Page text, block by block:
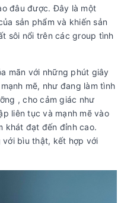
đâu được. Đây là một
sản phẩm và khiến sản
sôi nổi trên các group tình
mãn với những phút giây
mẽ, như đang làm tình
, cho cảm giác như
liên tục và mạnh mẽ vào
khát đạt đến đỉnh cao.
bìu thật, kết hợp với